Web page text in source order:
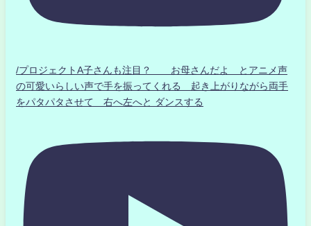
/プロジェクトA子さんも注目？ お母さんだよ とアニメ声
の可愛いらしい声で手を振ってくれる 起き上がりながら両手
をパタパタさせて 右へ左へと ダンスする